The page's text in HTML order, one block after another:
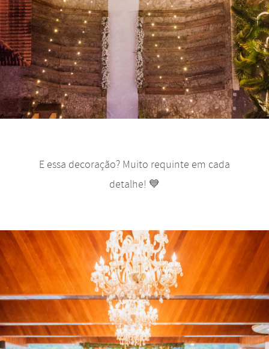
E essa decoração? Muito requinte em cada
detalhe! 💙